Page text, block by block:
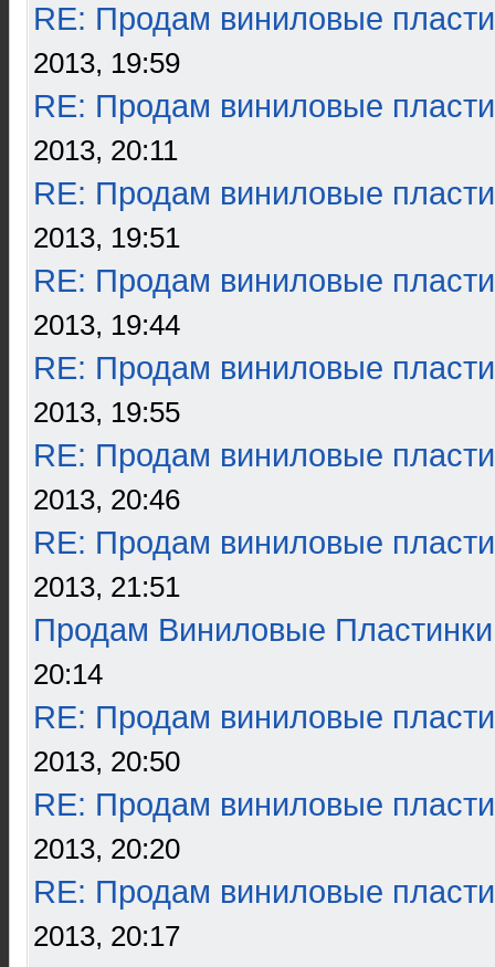
RE: Продам виниловые
2013, 19:59
RE: Продам виниловые
2013, 20:11
RE: Продам виниловые
2013, 19:51
RE: Продам виниловые
2013, 19:44
RE: Продам виниловые
2013, 19:55
RE: Продам виниловые
2013, 20:46
RE: Продам виниловые
2013, 21:51
Продам Виниловые Пластинки
20:14
RE: Продам виниловые
2013, 20:50
RE: Продам виниловые
2013, 20:20
RE: Продам виниловые
2013, 20:17